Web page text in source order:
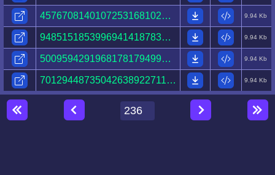
45767081401072531681024543521943391766667533427222.html 9.94 Kb
94851518539969414187837733893662243049787058467118.html 9.94 Kb
50095942919681781794991770927186399890999797325144.html 9.94 Kb
70129448735042638922711684609536787109449797556759.html 9.94 Kb